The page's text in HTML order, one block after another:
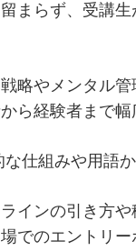
まらず、受講生
略やメンタル
ら経験者まで
な仕組みや用語
インの引き方
でのエントリ